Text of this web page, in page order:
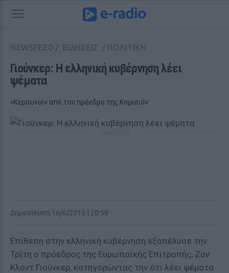
Γιούνκερ: Η ελληνική κυβέρνηση λέει
ψέματα
«Κεραυνοί» από τον πρόεδρο της Κομισιόν
Δημοσίευση 16/6/2015 | 20:59
Επίθεση στην ελληνική κυβέρνηση εξαπέλυσε την
Τρίτη ο πρόεδρος της Ευρωπαϊκής Επιτροπής, Ζαν
Κλοντ Γιούνκερ, κατηγορώντας την ότι λέει ψέματα